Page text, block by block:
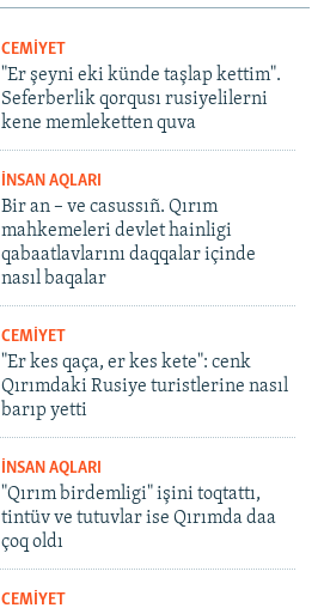
CEMİYET
"Er şeyni eki künde taşlap kettim".
Seferberlik qorqusı rusiyelilerni
kene memleketten quva
İNSAN AQLARI
Bir an – ve casussıñ. Qırım
mahkemeleri devlet hainligi
qabaatlavlarını daqqalar içinde
nasıl baqalar
CEMİYET
"Er kes qaça, er kes kete": cenk
Qırımdaki Rusiye turistlerine nasıl
barıp yetti
İNSAN AQLARI
"Qırım birdemligi" işini toqtattı,
tintüv ve tutuvlar ise Qırımda daa
çoq oldı
CEMİYET